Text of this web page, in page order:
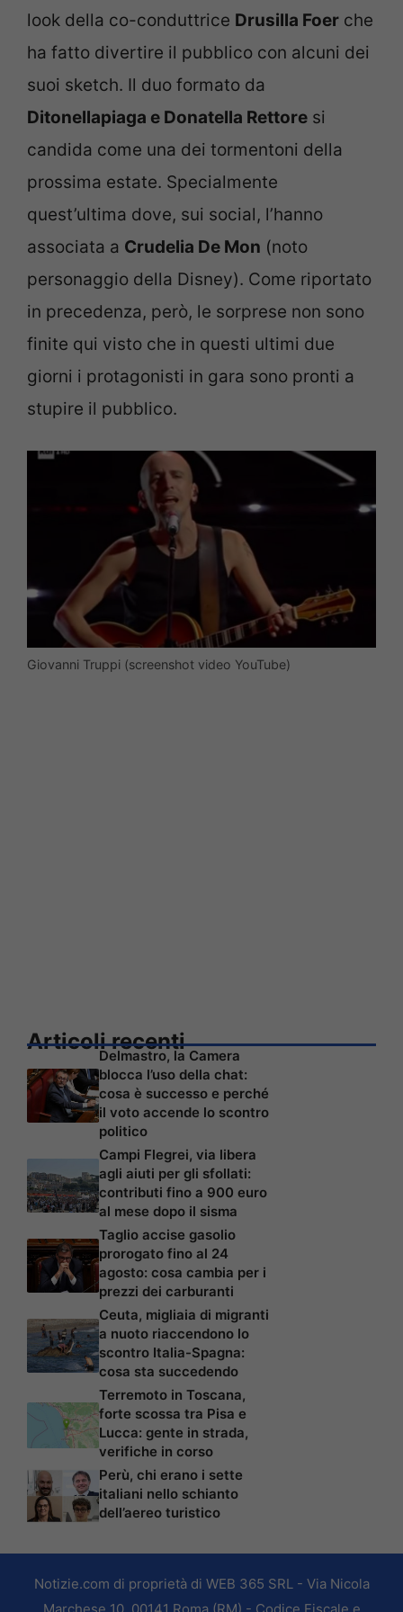
look della co-conduttrice Drusilla Foer che
ha fatto divertire il pubblico con alcuni dei
suoi sketch. Il duo formato da
Ditonellapiaga e Donatella Rettore si
candida come una dei tormentoni della
prossima estate. Specialmente
quest’ultima dove, sui social, l’hanno
associata a Crudelia De Mon (noto
personaggio della Disney). Come riportato
in precedenza, però, le sorprese non sono
finite qui visto che in questi ultimi due
giorni i protagonisti in gara sono pronti a
stupire il pubblico.
Giovanni Truppi (screenshot video YouTube)
Articoli recenti
Delmastro, la Camera
blocca l’uso della chat:
cosa è successo e perché
il voto accende lo scontro
politico
Campi Flegrei, via libera
agli aiuti per gli sfollati:
contributi fino a 900 euro
al mese dopo il sisma
Taglio accise gasolio
prorogato fino al 24
agosto: cosa cambia per i
prezzi dei carburanti
Ceuta, migliaia di migranti
a nuoto riaccendono lo
scontro Italia-Spagna:
cosa sta succedendo
Terremoto in Toscana,
forte scossa tra Pisa e
Lucca: gente in strada,
verifiche in corso
Perù, chi erano i sette
italiani nello schianto
dell’aereo turistico
Notizie.com di proprietà di WEB 365 SRL - Via Nicola